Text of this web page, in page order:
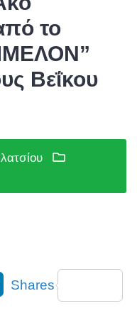
το
Βεΐκου
LinkedIn
Shares